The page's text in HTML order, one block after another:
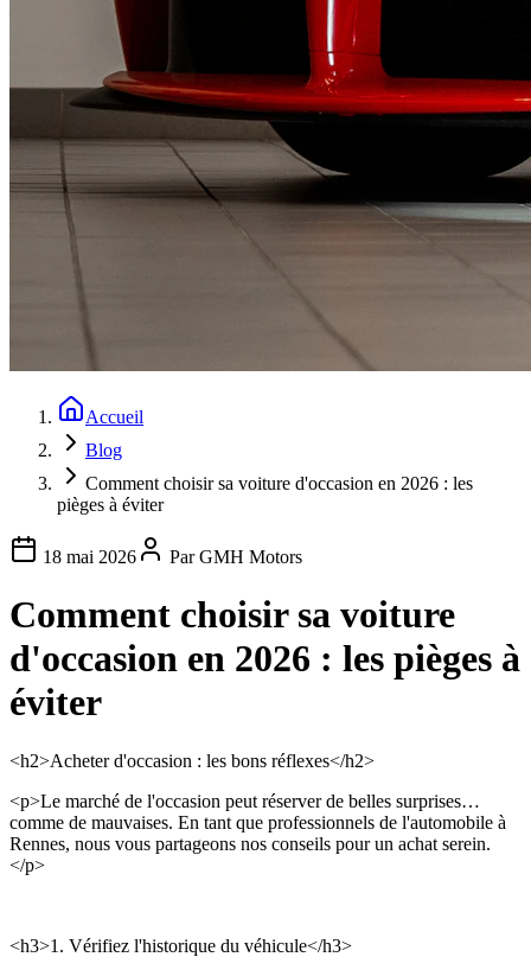
Accueil
Blog
Comment choisir sa voiture d'occasion en 2026 : les
pièges à éviter
18 mai 2026 ParGMH Motors
Comment choisir sa voiture
d'occasion en 2026 : les pièges à
éviter
<h2>Acheter d'occasion : les bons réflexes</h2>
<p>Le marché de l'occasion peut réserver de belles surprises…
comme de mauvaises. En tant que professionnels de l'automobile à
Rennes, nous vous partageons nos conseils pour un achat serein.
</p>
<h3>1. Vérifiez l'historique du véhicule</h3>